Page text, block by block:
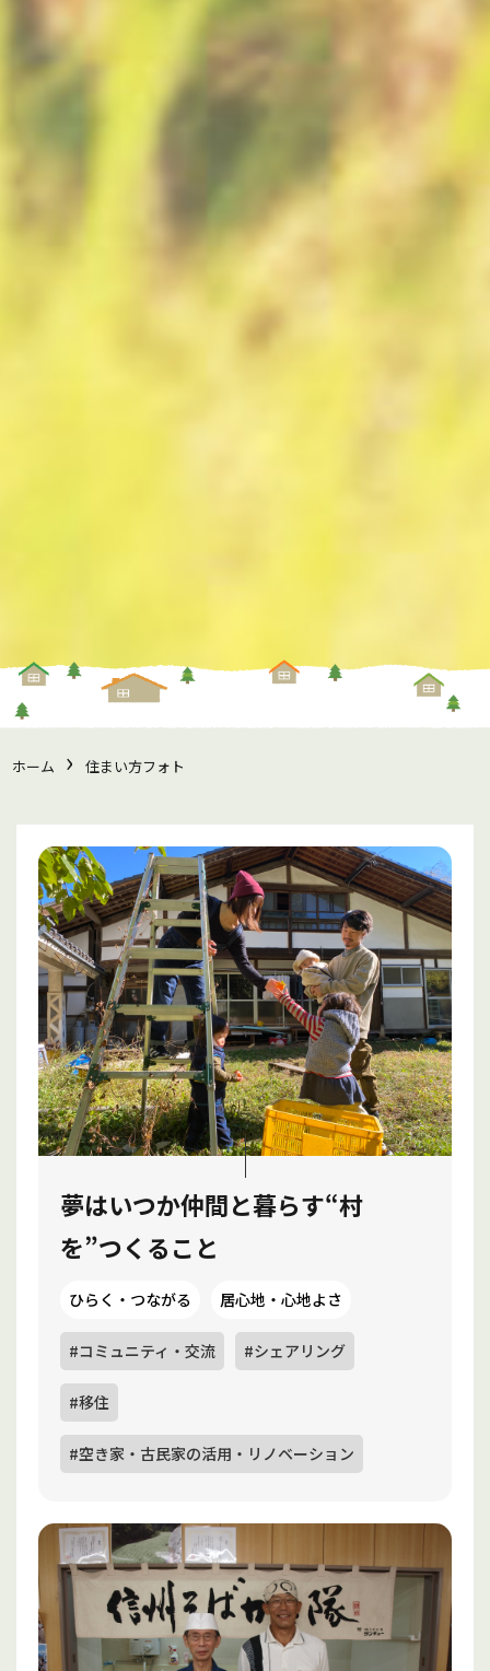
ホーム › 住まい方フォト
夢はいつか仲間と暮らす“村
を”つくること
ひらく・つながる 居心地・心地よさ
#コミュニティ・交流 #シェアリング
#移住
#空き家・古民家の活用・リノベーション